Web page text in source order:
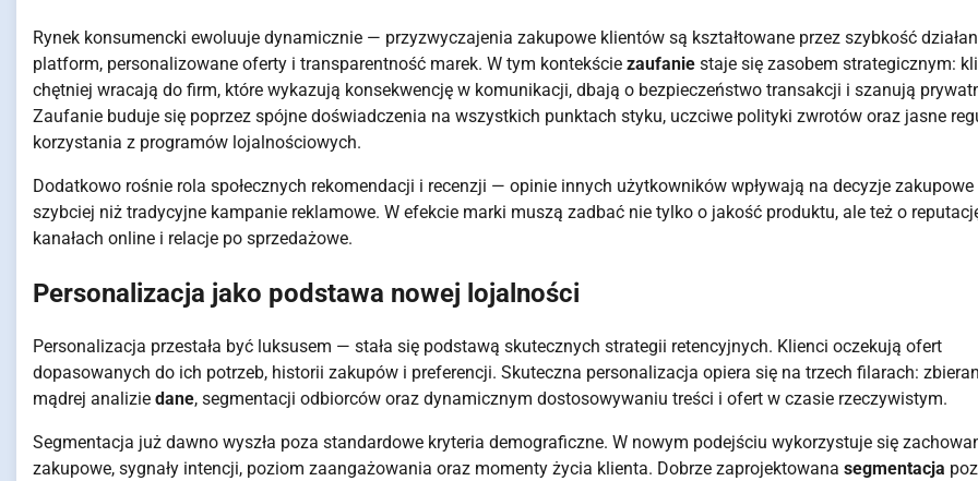
Rynek konsumencki ewoluuje dynamicznie — przyzwyczajenia zakupowe klientów są kształtowane przez szybkość
platform, personalizowane oferty i transparentność marek. W tym kontekście zaufanie staje się zasobem strategicznym:
chętniej wracają do firm, które wykazują konsekwencję w komunikacji, dbają o bezpieczeństwo transakcji i szanują
Zaufanie buduje się poprzez spójne doświadczenia na wszystkich punktach styku, uczciwe polityki zwrotów oraz jasne
korzystania z programów lojalnościowych.
Dodatkowo rośnie rola społecznych rekomendacji i recenzji — opinie innych użytkowników wpływają na decyzje zakupowe
szybciej niż tradycyjne kampanie reklamowe. W efekcie marki muszą zadbać nie tylko o jakość produktu, ale też o
kanałach online i relacje po sprzedażowe.
Personalizacja jako podstawa nowej lojalności
Personalizacja przestała być luksusem — stała się podstawą skutecznych strategii retencyjnych. Klienci oczekują ofert
dopasowanych do ich potrzeb, historii zakupów i preferencji. Skuteczna personalizacja opiera się na trzech filarach:
mądrej analizie dane, segmentacji odbiorców oraz dynamicznym dostosowywaniu treści i ofert w czasie rzeczywistym.
Segmentacja już dawno wyszła poza standardowe kryteria demograficzne. W nowym podejściu wykorzystuje się
zakupowe, sygnały intencji, poziom zaangażowania oraz momenty życia klienta. Dobrze zaprojektowana segmentacja